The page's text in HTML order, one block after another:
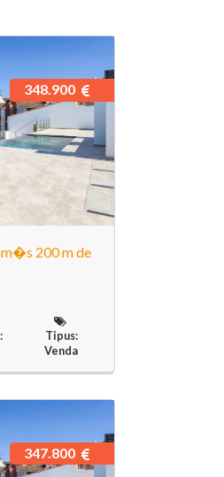
200 m de
348.900
Tipus:
Venda
347.800